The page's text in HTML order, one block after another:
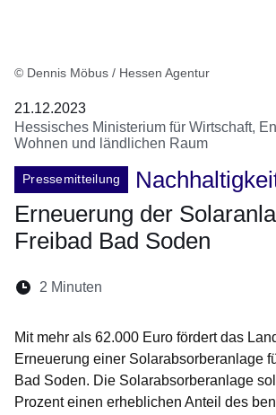
© Dennis Möbus / Hessen Agentur
21.12.2023
Hessisches Ministerium für Wirtschaft,
Wohnen und ländlichen Raum
Pressemitteilung
Erneuerung der
Freibad Bad Soden
Lesedauer:
2 Minuten
Mit mehr als 62.000 Euro fördert das
Erneuerung einer Solarabsorberanlage
Bad Soden. Die Solarabsorberanlage
Prozent einen erheblichen Anteil des